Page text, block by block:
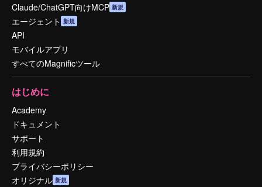
Claude/ChatGPT向けMCP 新規
エージェント 新規
API
モバイルアプリ
すべてのMagnificツール
はじめに
Academy
ドキュメント
サポート
利用規約
プライバシーポリシー
オリジナル 新規